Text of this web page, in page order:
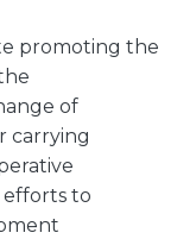
promoting the
of
carrying
efforts to